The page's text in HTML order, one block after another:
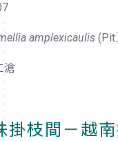
amplexicaulis
滄
掛枝間－越